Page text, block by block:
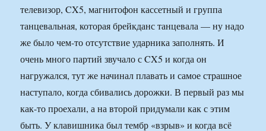
телевизор, CX5, магнитофон кассетный и группа
танцевальная, которая брейкданс танцевала — ну надо
же было чем-то отсутствие ударника заполнять. И
очень много партий звучало с CX5 и когда он
нагружался, тут же начинал плавать и самое страшное
наступало, когда сбивались дорожки. В первый раз мы
как-то проехали, а на второй придумали как с этим
быть. У клавишника был тембр «взрыв» и когда всё